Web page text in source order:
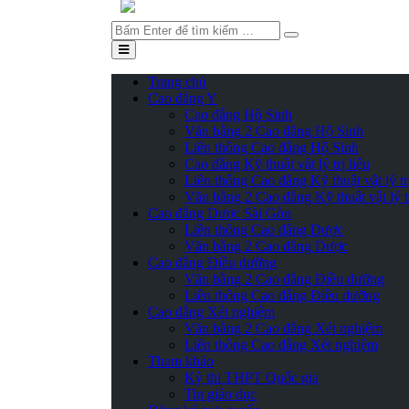
Tìm
Trang chủ
Cao đẳng Y
Cao đẳng Hộ Sinh
Văn bằng 2 Cao đẳng Hộ Sinh
Liên thông Cao đẳng Hộ Sinh
Cao đẳng Kỹ thuật vật lý trị liệu
Liên thông Cao đẳng Kỹ thuật vật lý
Văn bằng 2 Cao đẳng Kỹ thuật vật lý
Cao đẳng Dược Sài Gòn
Liên thông Cao đẳng Dược
Văn bằng 2 Cao đẳng Dược
Cao đẳng Điều dưỡng
Văn bằng 2 Cao đẳng Điều dưỡng
Liên thông Cao đẳng Điều dưỡng
Cao đẳng Xét nghiệm
Văn bằng 2 Cao đẳng Xét nghiệm
Liên thông Cao đẳng Xét nghiệm
Tham khảo
Kỳ thi THPT Quốc gia
Tin giáo dục